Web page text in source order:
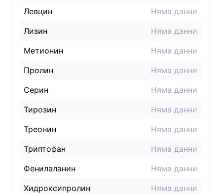
Левцин
Няма данни
Лизин
Няма данни
Метионин
Няма данни
Пролин
Няма данни
Серин
Няма данни
Тирозин
Няма данни
Треонин
Няма данни
Триптофан
Няма данни
Фенилаланин
Няма данни
Хидроксипролин
Няма данни